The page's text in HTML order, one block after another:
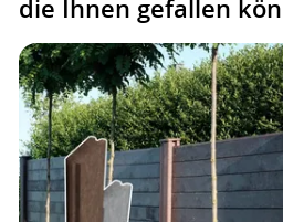
die Ihnen gefallen